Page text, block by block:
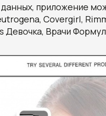
приложение
Covergirl,
Врачи